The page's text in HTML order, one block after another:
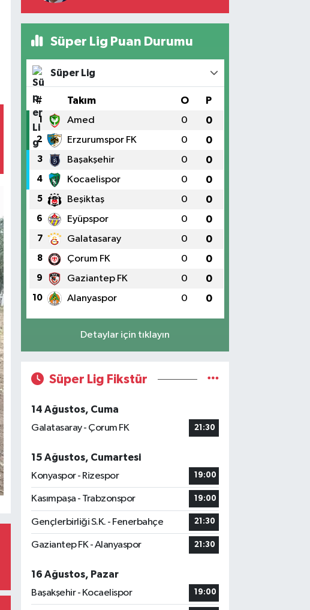
Süper Lig Puan Durumu
Süper Lig
# Takım O P
1 Amed 0 0
2 Erzurumspor FK 0 0
3 Başakşehir 0 0
4 Kocaelispor 0 0
5 Beşiktaş 0 0
6 Eyüpspor 0 0
7 Galatasaray 0 0
8 Çorum FK 0 0
9 Gaziantep FK 0 0
10 Alanyaspor 0 0
Detaylar için tıklayın
Süper Lig Fikstür
14 Ağustos, Cuma
Galatasaray - Çorum FK
21:30
15 Ağustos, Cumartesi
Konyaspor - Rizespor
19:00
Kasımpaşa - Trabzonspor 19:00
Gençlerbirliği S.K. - Fenerbahçe 21:30
Gaziantep FK - Alanyaspor 21:30
16 Ağustos, Pazar
Başakşehir - Kocaelispor
19:00